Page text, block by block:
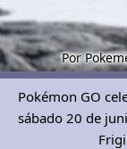
Por
Pokémon GO
sábado 20 de